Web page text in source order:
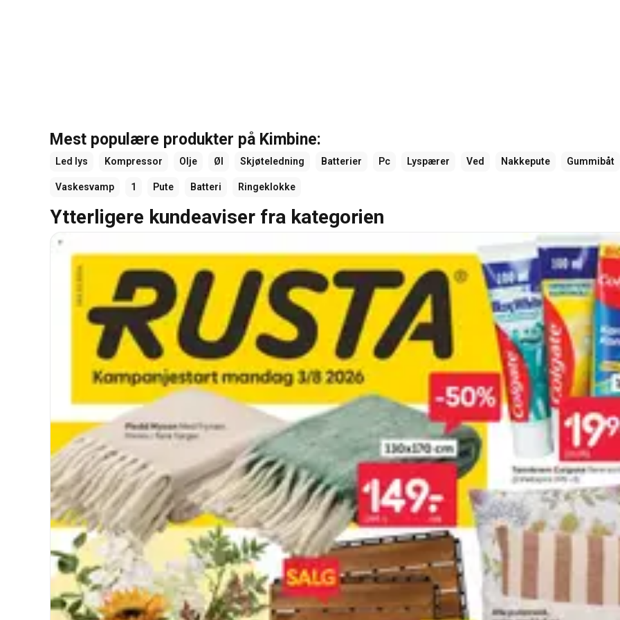
Mest populære produkter på Kimbine:
Led lys Kompressor Olje Øl Skjøteledning Batterier Pc Lyspærer Ved Nakkepute Gummibåt
Vaskesvamp 1 Pute Batteri Ringeklokke
Ytterligere kundeaviser fra kategorien